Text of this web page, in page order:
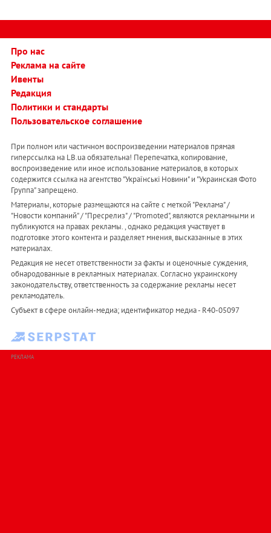
Про нас
Реклама на сайте
Ивенты
Редакция
Политики и стандарты
Пользовательское соглашение
При полном или частичном воспроизведении материалов прямая
гиперссылка на LB.ua обязательна! Перепечатка, копирование,
воспроизведение или иное использование материалов, в которых
содержится ссылка на агентство "Українськi Новини" и "Украинская Фото
Группа" запрещено.
Материалы, которые размещаются на сайте с меткой "Реклама" /
"Новости компаний" / "Пресрелиз" / "Promoted", являются рекламными и
публикуются на правах рекламы. , однако редакция участвует в
подготовке этого контента и разделяет мнения, высказанные в этих
материалах.
Редакция не несет ответственности за факты и оценочные суждения,
обнародованные в рекламных материалах. Согласно украинскому
законодательству, ответственность за содержание рекламы несет
рекламодатель.
Субъект в сфере онлайн-медиа; идентификатор медиа - R40-05097
РЕКЛАМА